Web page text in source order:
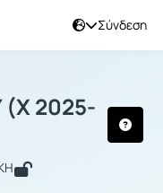
Σύνδεση
(Χ
2025-